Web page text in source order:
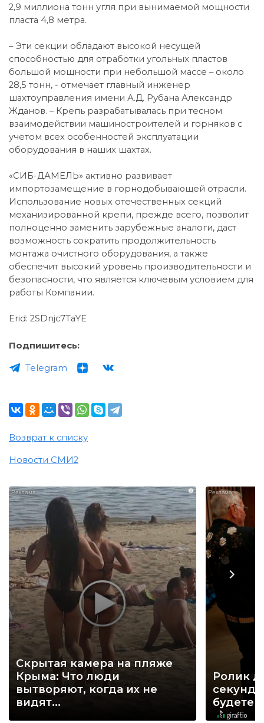
2,9 миллиона тонн угля при вынимаемой мощности
пласта 4,8 метра.
– Эти секции обладают высокой несущей
способностью для отработки угольных пластов
большой мощности при небольшой массе – около
28,5 тонн, - отмечает главный инженер
шахтоуправления имени А.Д. Рубана Александр
Жданов. – Крепь разрабатывалась при тесном
взаимодействии машиностроителей и горняков с
учетом всех особенностей эксплуатации
оборудования в наших шахтах.
«СИБ-ДАМЕЛЬ» активно развивает
импортозамещение в горнодобывающей отрасли.
Использование новых отечественных секций
механизированной крепи, прежде всего, позволит
полноценно заменить зарубежные аналоги, даст
возможность сократить продолжительность
монтажа очистного оборудования, а также
обеспечит высокий уровень производительности и
безопасности, что является ключевым условием для
работы Компании.
Erid: 2SDnjc7TaYE
Подпишитесь:
Telegram
Возврат к списку
Новости СМИ2
i
Скрытая камера на пляже
Крыма: Что люди
вытворяют, когда их не
видят...
Ролик
секунд,
будете